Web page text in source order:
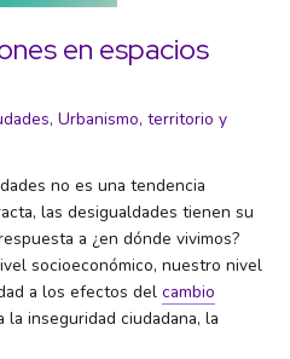
en espacios
, Urbanismo, territorio y
no es una tendencia
las desigualdades tienen su
a ¿en dónde vivimos?
socioeconómico, nuestro nivel
a los efectos del cambio
la inseguridad ciudadana, la